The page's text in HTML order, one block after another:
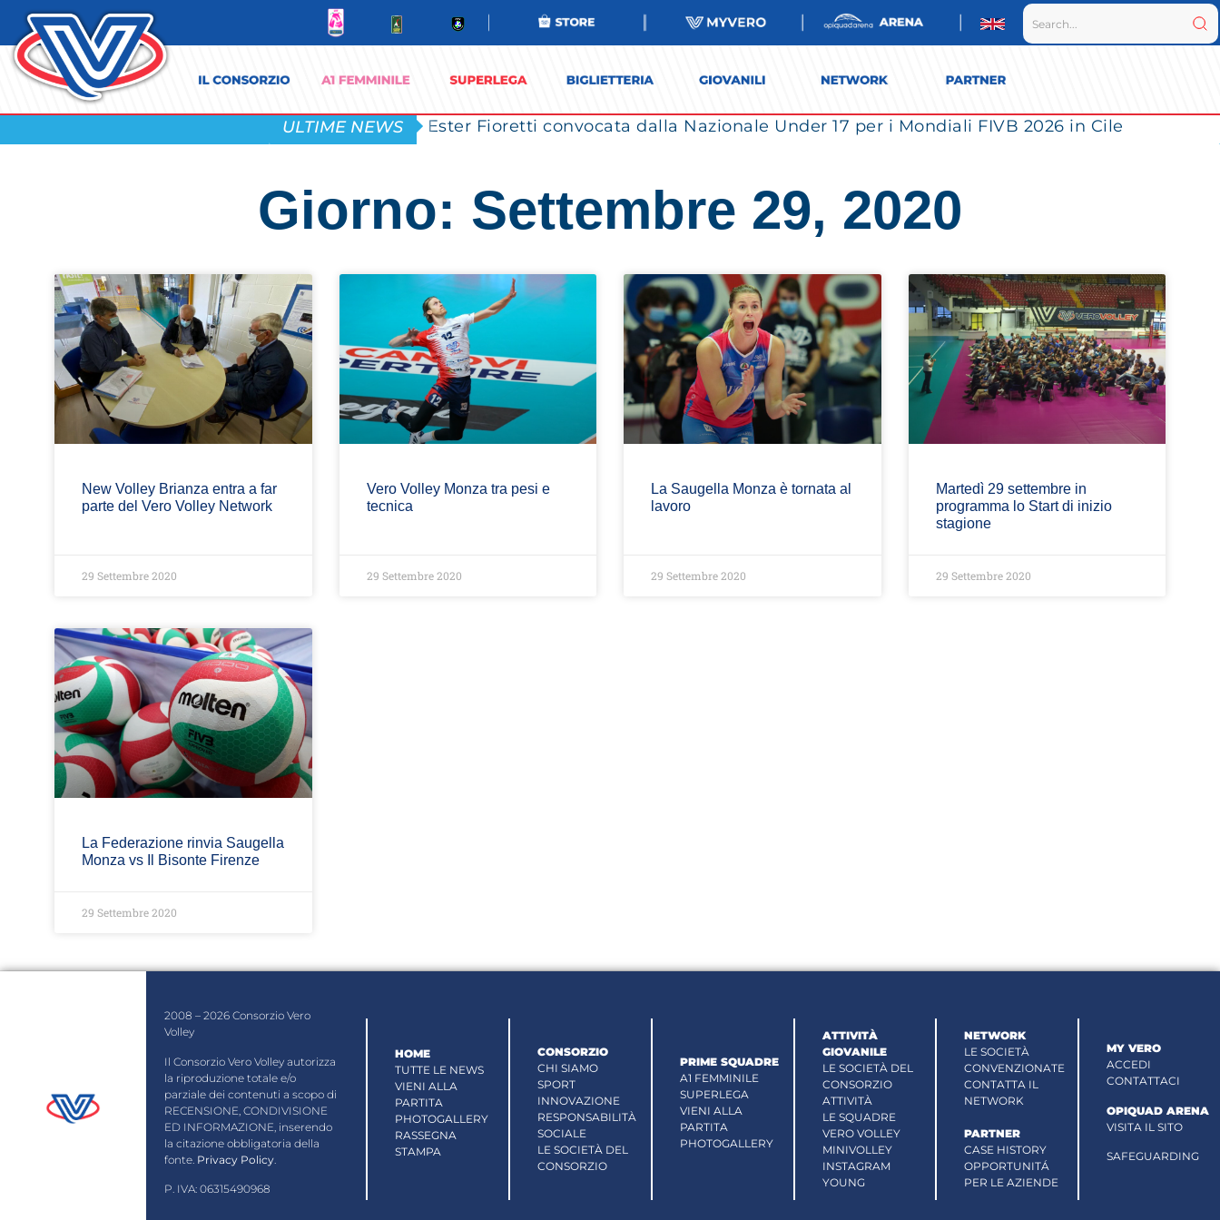
ULTIME NEWS Ester Fioretti convocata dalla Nazionale Under 17 per i Mondiali FIVB 2026 in Cile
Giorno: Settembre 29, 2020
New Volley Brianza entra a far
parte del Vero Volley Network
29 Settembre 2020
Vero Volley Monza tra pesi e
tecnica
29 Settembre 2020
La Saugella Monza è tornata al
lavoro
29 Settembre 2020
Martedì 29 settembre in
programma lo Start di inizio
stagione
29 Settembre 2020
La Federazione rinvia Saugella
Monza vs Il Bisonte Firenze
29 Settembre 2020
2008 – 2026 Consorzio Vero
Volley
Il Consorzio Vero Volley autorizza
la riproduzione totale e/o
parziale dei contenuti a scopo di
RECENSIONE, CONDIVISIONE
ED INFORMAZIONE, inserendo
la citazione obbligatoria della
fonte. Privacy Policy
P. IVA: 06315490968
HOME
TUTTE LE NEWS
VIENI ALLA
PARTITA
PHOTOGALLERY
RASSEGNA
STAMPA
CONSORZIO
CHI SIAMO
SPORT
INNOVAZIONE
RESPONSABILITÀ
SOCIALE
LE SOCIETÀ DEL
CONSORZIO
PRIME SQUADRE
A1 FEMMINILE
SUPERLEGA
VIENI ALLA
PARTITA
PHOTOGALLERY
ATTIVITÀ
GIOVANILE
LE SOCIETÀ DEL
CONSORZIO
ATTIVITÀ
LE SQUADRE
VERO VOLLEY
MINIVOLLEY
INSTAGRAM
YOUNG
NETWORK
LE SOCIETÀ
CONVENZIONATE
CONTATTA IL
NETWORK
PARTNER
CASE HISTORY
OPPORTUNITÁ
PER LE AZIENDE
MY VERO
ACCEDI
CONTATTACI
OPIQUAD ARENA
VISITA IL SITO
SAFEGUARDING